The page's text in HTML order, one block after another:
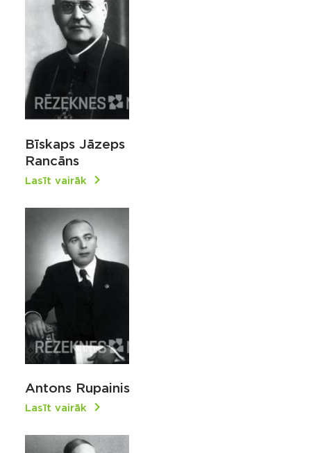
Bīskaps Jāzeps
Rancāns
Lasīt vairāk
Antons Rupainis
Lasīt vairāk